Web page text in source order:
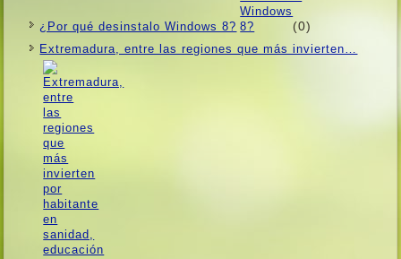
¿Por qué desinstalo Windows 8? (0)
Extremadura, entre las regiones que más invierten…